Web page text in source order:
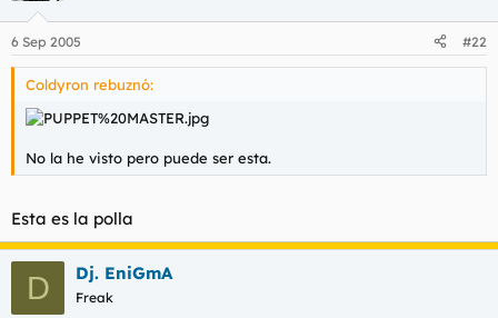
6 Sep 2005 #22
Coldyron rebuznó:
No la he visto pero puede ser esta.
Esta es la polla
D Dj. EniGmA
Freak